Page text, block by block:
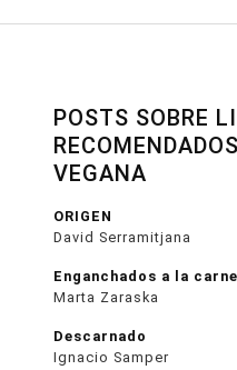
POSTS SOBRE
VEGANA
ORIGEN
David Serramitjana
Enganchados a la carne
Marta Zaraska
Descarnado
Ignacio Samper